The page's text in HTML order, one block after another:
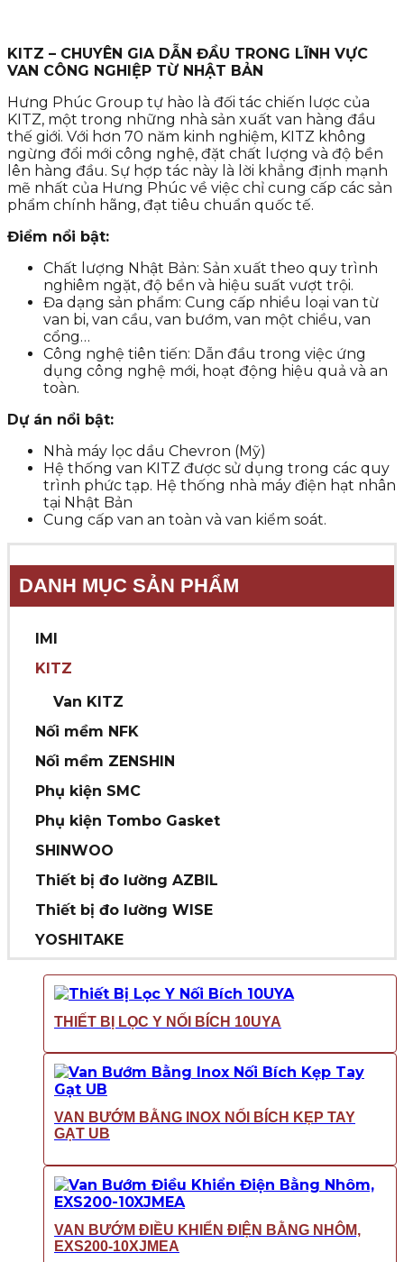
KITZ – CHUYÊN GIA DẪN ĐẦU TRONG LĨNH VỰC
VAN CÔNG NGHIỆP TỪ NHẬT BẢN
Hưng Phúc Group tự hào là đối tác chiến lược của
KITZ, một trong những nhà sản xuất van hàng đầu
thế giới. Với hơn 70 năm kinh nghiệm, KITZ không
ngừng đổi mới công nghệ, đặt chất lượng và độ bền
lên hàng đầu. Sự hợp tác này là lời khẳng định mạnh
mẽ nhất của Hưng Phúc về việc chỉ cung cấp các sản
phẩm chính hãng, đạt tiêu chuẩn quốc tế.
Điểm nổi bật:
Chất lượng Nhật Bản: Sản xuất theo quy trình
nghiêm ngặt, độ bền và hiệu suất vượt trội.
Đa dạng sản phẩm: Cung cấp nhiều loại van từ
van bi, van cầu, van bướm, van một chiều, van
cổng…
Công nghệ tiên tiến: Dẫn đầu trong việc ứng
dụng công nghệ mới, hoạt động hiệu quả và an
toàn.
Dự án nổi bật:
Nhà máy lọc dầu Chevron (Mỹ)
Hệ thống van KITZ được sử dụng trong các quy
trình phức tạp. Hệ thống nhà máy điện hạt nhân
tại Nhật Bản
Cung cấp van an toàn và van kiểm soát.
DANH MỤC SẢN PHẨM
IMI
KITZ
Van KITZ
Nối mềm NFK
Nối mềm ZENSHIN
Phụ kiện SMC
Phụ kiện Tombo Gasket
SHINWOO
Thiết bị đo lường AZBIL
Thiết bị đo lường WISE
YOSHITAKE
THIẾT BỊ LỌC Y NỐI BÍCH 10UYA
VAN BƯỚM BẰNG INOX NỐI BÍCH KẸP TAY
GẠT UB
VAN BƯỚM ĐIỀU KHIỂN ĐIỆN BẰNG NHÔM,
EXS200-10XJMEA